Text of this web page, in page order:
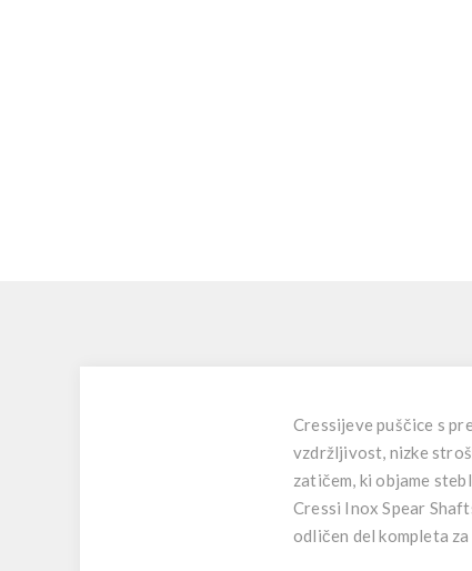
Cressijeve puščice s
vzdržljivost, nizke
zatičem, ki objame
Cressi Inox Spear
odličen del kompleta